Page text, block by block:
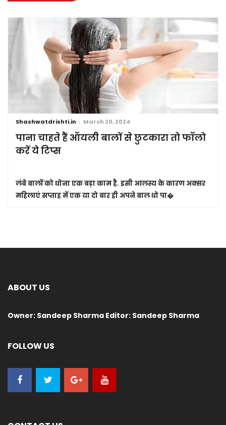
Shashwatdrishti.in March 20, 2024
पाना चाहते हैं ऑयली बालों से छुटकारा तो फॉलो
करें ये टिप्स
लंबे बालों को धोना एक बड़ा काम है. इसी आलस्य के कारण अक्सर
महिलाएं सप्ताह में एक या दो बार ही अपने बाल धो पा�
ABOUT US
Owner: Sandeep Sharma Editor: Sandeep Sharma
FOLLOW US